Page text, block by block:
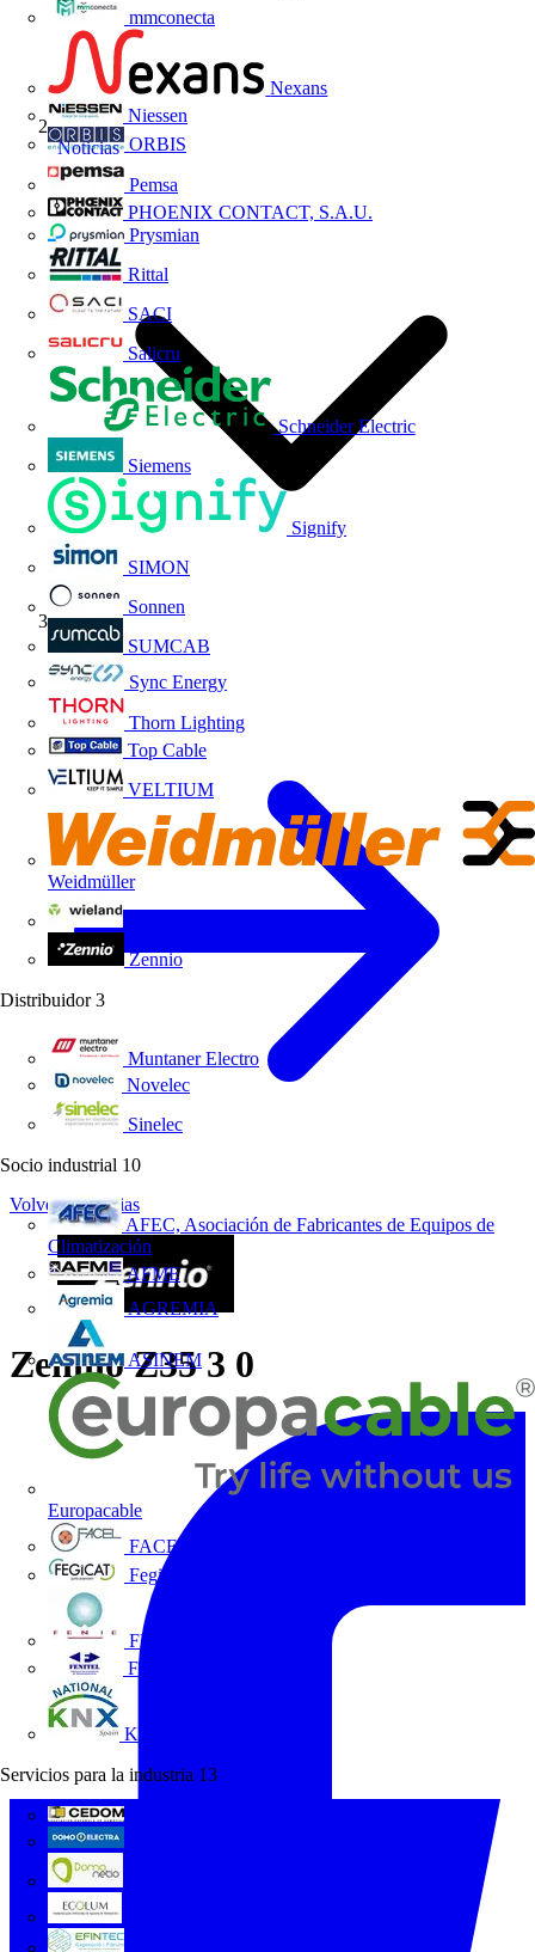
mmconecta
Nexans
Niessen
ORBIS
Pemsa
PHOENIX CONTACT, S.A.U.
Prysmian
Rittal
SACI
Salicru
Schneider Electric
Siemens
Signify
SIMON
Sonnen
SUMCAB
Sync Energy
Thorn Lighting
Top Cable
VELTIUM
Weidmüller
Zennio
Distribuidor 3
Muntaner Electro
Novelec
Sinelec
Socio industrial 10
AFEC, Asociación de Fabricantes de Equipos de
Climatización
AFME
AGREMIA
ASINEM
Europacable
FACEL
Fegicat
FENIE
FENITEL
KNX España
Servicios para la industria 13
Noticias
Volti TV
Volver a Noticias
Zennio Z35 3 0